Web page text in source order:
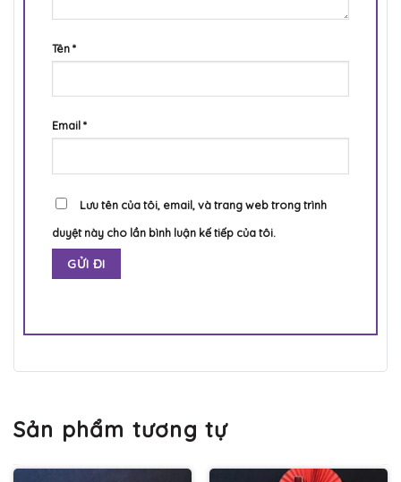
Tên*
Email*
Lưu tên của tôi, email, và trang web trong trình
duyệt này cho lần bình luận kế tiếp của tôi.
Sản phẩm tương tự